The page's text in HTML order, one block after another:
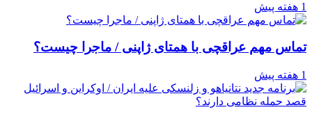
1 هفته پیش
تماس مهم عراقچی با همتای ژاپنی / ماجرا چیست؟
1 هفته پیش